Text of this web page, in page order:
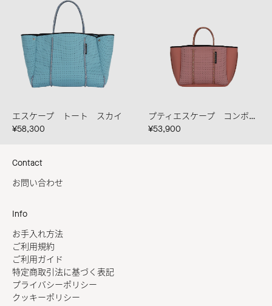
エスケープ トート スカイ
¥58,300
プティエスケープ コンボ ダスティピンク/バミューダ/サンセット
¥53,900
Contact
お問い合わせ
Info
お手入れ方法
ご利用規約
ご利用ガイド
特定商取引法に基づく表記
プライバシーポリシー
クッキーポリシー